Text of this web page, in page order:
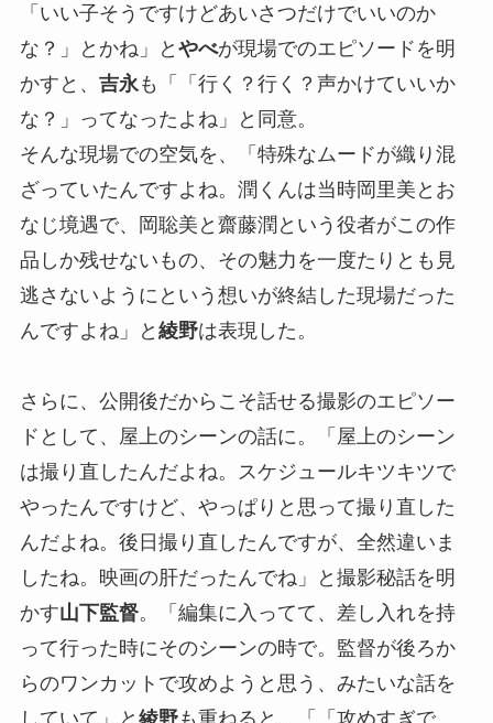
「いい子そうですけどあいさつだけでいいのか
な？」とかね」と やべが現場でのエピソードを明
かすと、 吉永 も「「行く？行く？声かけていいか
な？」ってなったよね」と同意。
そんな現場での空気を、「特殊なムードが織り混
ざっていたんですよね。潤くんは当時岡里美とお
なじ境遇で、岡聡美と齋藤潤という役者がこの作
品しか残せないもの、その魅力を一度たりとも見
逃さないようにという想いが終結した現場だった
んですよね」と 綾野は表現した。
さらに、公開後だからこそ話せる撮影のエピソー
ドとして、屋上のシーンの話に。「屋上のシーン
は撮り直したんだよね。スケジュールキツキツで
やったんですけど、やっぱりと思って撮り直した
んだよね。後日撮り直したんですが、全然違いま
したね。映画の肝だったんでね」と撮影秘話を明
かす山下監督。「編集に入ってて、差し入れを持
って行った時にそのシーンの時で。監督が後ろか
らのワンカットで攻めようと思う、みたいな話を
していて」と 綾野も重ねると、「「攻めすぎで